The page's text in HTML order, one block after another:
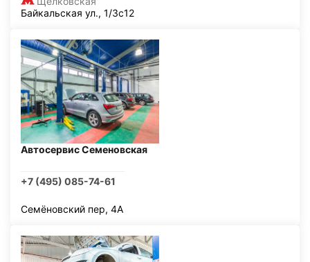
Байкальская ул., 1/3с12
Автосервис Семеновская
+7 (495) 085-74-61
Семёновский пер, 4А